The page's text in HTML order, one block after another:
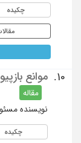
چکیده
10. موانع
مقاله
نویسنده
چکیده